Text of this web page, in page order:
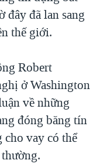
đây đã lan sang
thế giới.
Robert
ở Washington
về những
đóng băng tín
cho vay có thể